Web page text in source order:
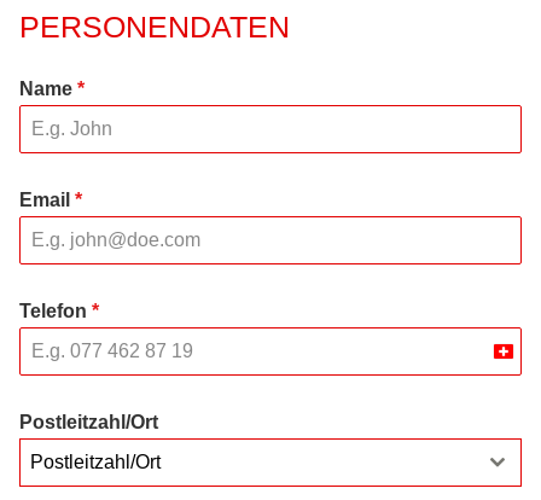
PERSONENDATEN
Name *
Email *
Telefon *
Postleitzahl/Ort
Postleitzahl/Ort